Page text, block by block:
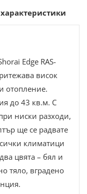
Edge RAS-
висок
отопление.
до 43 кв.м. С
ниски разходи,
ще се радвате
климатици
цвята – бял и
тяло, вградено